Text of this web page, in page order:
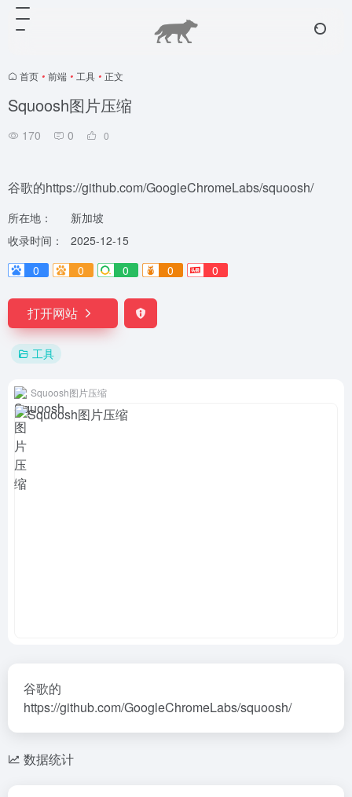
首页 • 前端 • 工具 • 正文
Squoosh图片压缩
170 0 0
谷歌的https://github.com/GoogleChromeLabs/squoosh/
所在地：
新加坡
收录时间：
2025-12-15
0
0 0 0 0
打开网站
工具
Squoosh图片压缩
谷歌的
https://github.com/GoogleChromeLabs/squoosh/
数据统计